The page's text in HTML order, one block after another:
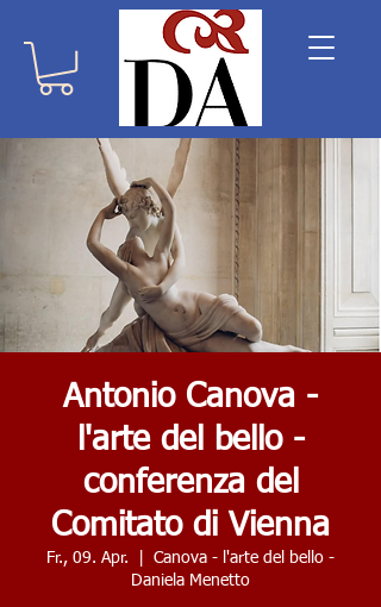
Antonio Canova -
l'arte del bello -
conferenza del
Comitato di Vienna
Fr., 09. Apr.
Canova - l'arte del bello -
Daniela Menetto